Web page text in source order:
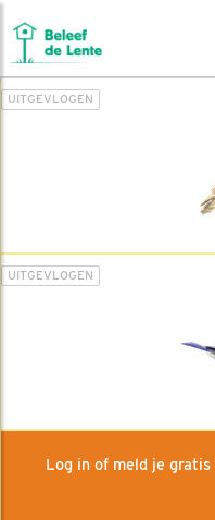
UITGEVLOGEN
UITGEVLOGEN
Log in of meld je